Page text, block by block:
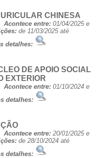
CHINESA
Acontece entre: 01/04/2025 e
de 11/03/2025 até
detalhes:
DE APOIO SOCIAL
EXTERIOR
Acontece entre: 01/10/2024 e
detalhes:
Acontece entre: 20/01/2025 e
de 28/10/2024 até
detalhes: